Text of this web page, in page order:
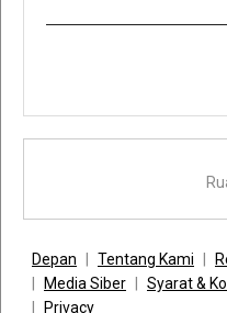
Depan Tentang Kami
Media Siber
Syarat &
Privacy